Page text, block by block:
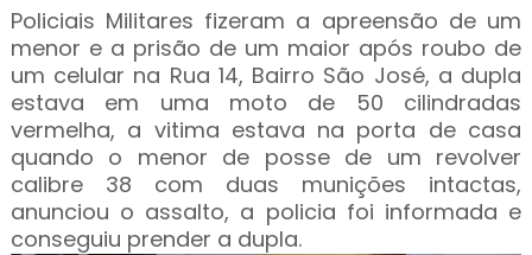
Policiais Militares fizeram a apreensão de um
menor e a prisão de um maior após roubo de
um celular na Rua 14, Bairro São José, a dupla
estava em uma moto de 50 cilindradas
vermelha, a vitima estava na porta de casa
quando o menor de posse de um revolver
calibre 38 com duas munições intactas,
anunciou o assalto, a policia foi informada e
conseguiu prender a dupla.